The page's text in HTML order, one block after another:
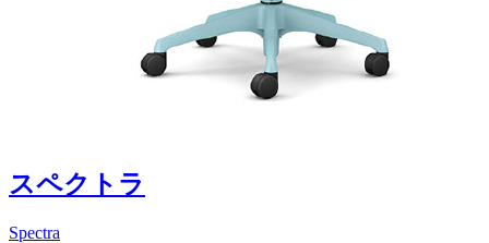
スペクトラ
Spectra